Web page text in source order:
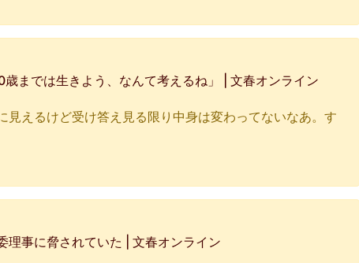
までは生きよう、なんて考えるね」 | 文春オンライン
見えるけど受け答え見る限り中身は変わってないなあ。す
理事に脅されていた | 文春オンライン